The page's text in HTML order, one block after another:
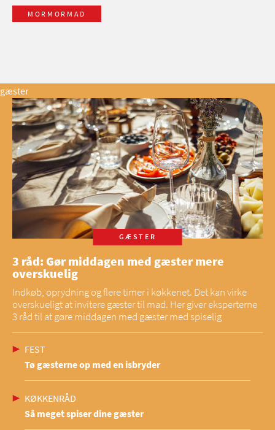
MORMORMAD
gæster
GÆSTER
3 råd: Gør middagen med gæster mere
overskuelig
Indkøb, oprydning og flere timer i køkkenet. Det kan virke
overskueligt at invitere gæster til mad. Her giver eksperterne
3 råd til at gøre middagen med gæster med spiselig
FEST
Tø gæsterne op med en isbryder
KØKKENRÅD
Så meget spiser dine gæster